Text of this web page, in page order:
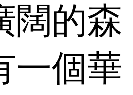
闊的森
一個華